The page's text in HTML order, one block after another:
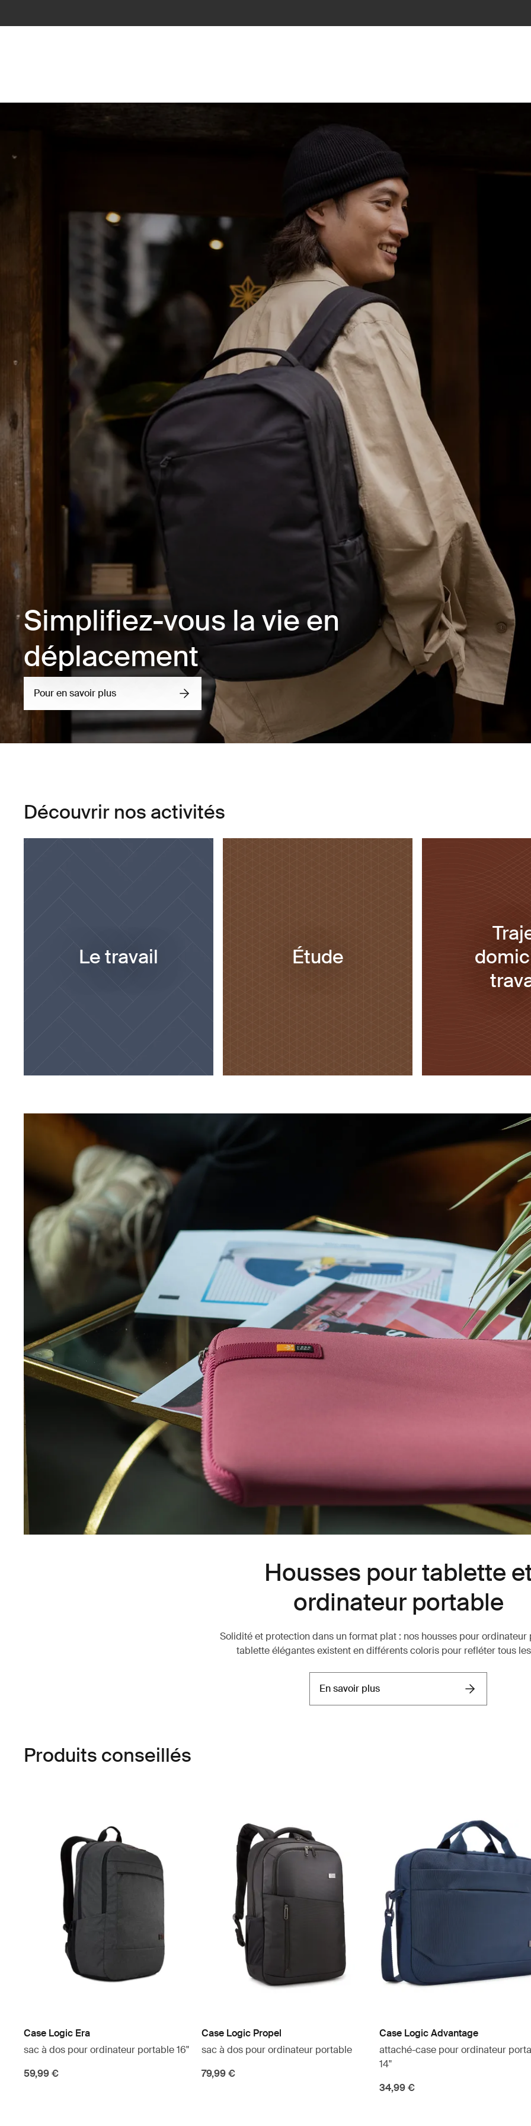
Simplifiez-vous la vie en
déplacement
Pour en savoir plus
Découvrir nos activités
Le travail Étude
Housses pour tablette
ordinateur portable
Solidité et protection dans un format plat : nos housses pour ordinateur
tablette élégantes existent en différents coloris pour refléter tous
En savoir plus
Produits conseillés
Case Logic Era
sac à dos pour ordinateur portable 16"
59,99 €
Case Logic Propel
sac à dos pour ordinateur portable
79,99 €
Case Logic Advantage
attaché-case pour ordinateur
14"
34,99 €